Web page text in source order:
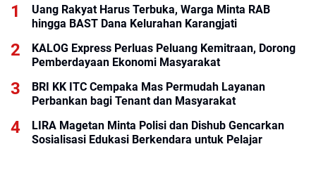
Uang Rakyat Harus Terbuka, Warga Minta RAB
hingga BAST Dana Kelurahan Karangjati
KALOG Express Perluas Peluang Kemitraan, Dorong
Pemberdayaan Ekonomi Masyarakat
BRI KK ITC Cempaka Mas Permudah Layanan
Perbankan bagi Tenant dan Masyarakat
LIRA Magetan Minta Polisi dan Dishub Gencarkan
Sosialisasi Edukasi Berkendara untuk Pelajar